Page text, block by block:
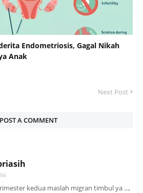
Endometriosis, Gagal Nikah
Anak
Next Post
POST A COMMENT
kedua maslah migran timbul ya ...,